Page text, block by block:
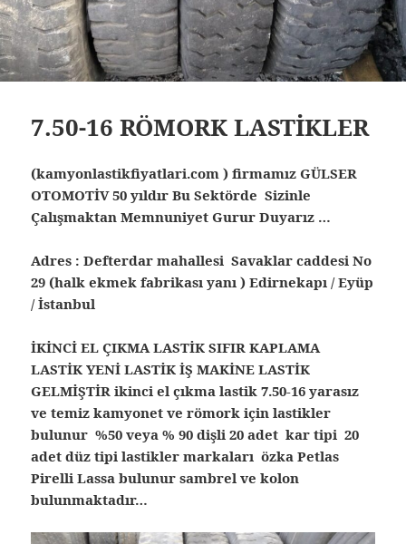
7.50-16 RÖMORK LASTİKLER
(kamyonlastikfiyatlari.com ) firmamız GÜLSER
OTOMOTİV 50 yıldır Bu Sektörde Sizinle
Çalışmaktan Memnuniyet Gurur Duyarız …
Adres : Defterdar mahallesi Savaklar caddesi No
29 (halk ekmek fabrikası yanı ) Edirnekapı / Eyüp
/ İstanbul
İKİNCİ EL ÇIKMA LASTİK SIFIR KAPLAMA
LASTİK YENİ LASTİK İŞ MAKİNE LASTİK
GELMİŞTİR ikinci el çıkma lastik 7.50-16 yarasız
ve temiz kamyonet ve römork için lastikler
bulunur %50 veya % 90 dişli 20 adet kar tipi 20
adet düz tipi lastikler markaları özka Petlas
Pirelli Lassa bulunur sambrel ve kolon
bulunmaktadır…